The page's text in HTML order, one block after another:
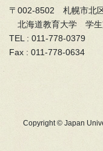
〒002-8502 札幌市北
北海道教育大学 学生
TEL : 011-778-0379
Fax : 011-778-0634
Copyright © Japan